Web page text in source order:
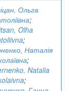
Ольга
;
Olha
;
Наталія
;
Natalia
;